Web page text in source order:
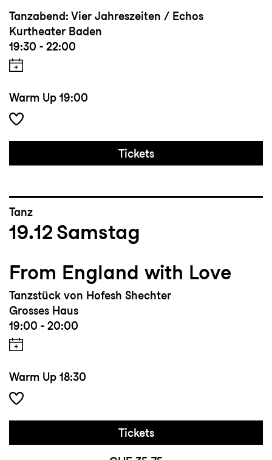
Tanzabend: Vier Jahreszeiten / Echos
Kurtheater Baden
19:30 - 22:00
Warm Up 19:00
Tickets
Tanz
19.12 Samstag
From England with Love
Tanzstück von Hofesh Shechter
Grosses Haus
19:00 - 20:00
Warm Up 18:30
Tickets